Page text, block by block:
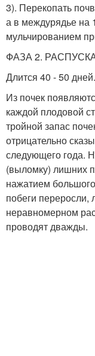
3). Перекопать
а в междурядье на
мульчированием
ФАЗА 2.
Длится 40 - 50 дней.
Из почек
каждой плодовой
тройной запас
отрицательно
следующего года.
(выломку) лишних
нажатием
побеги переросли,
неравномерном
проводят дважды.